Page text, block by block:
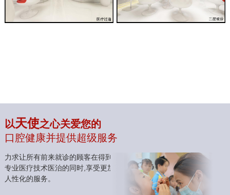
以天使之心关爱您的
口腔健康并提供超级服务
力求让所有前来就诊的顾客在得到
专业医疗技术医治的同时,享受更加
人性化的服务。